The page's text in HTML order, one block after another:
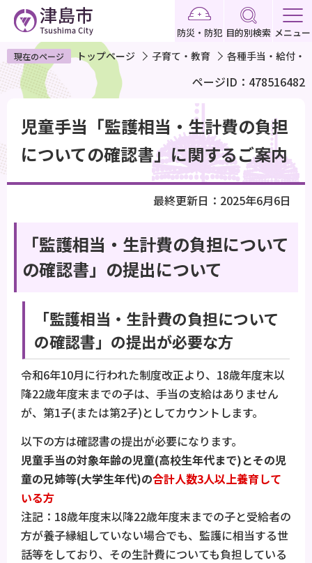
ペ
ー
ジ
頭
で
す
防災・防犯 目的別検索 メニュー
現在のページ トップページ 子育て・教育 各種手当・給付・
ページID：478516482
か
児童手当「監護相当・生計費の負担
についての確認書」に関するご案内
最終更新日：2025年6月6日
「監護相当・生計費の負担について
の確認書」の提出について
「監護相当・生計費の負担について
の確認書」の提出が必要な方
令和6年10月に行われた制度改正より、18歳年度末以
降22歳年度末までの子は、手当の支給はありません
が、第1子(または第2子)としてカウントします。
以下の方は確認書の提出が必要になります。
児童手当の対象年齢の児童(高校生年代まで)とその児
童の兄姉等(大学生年代)の合計人数3人以上養育して
いる方
注記：18歳年度末以降22歳年度末までの子と受給者の
方が養子縁組していない場合でも、監護に相当する世
話等をしており、その生計費についても負担している